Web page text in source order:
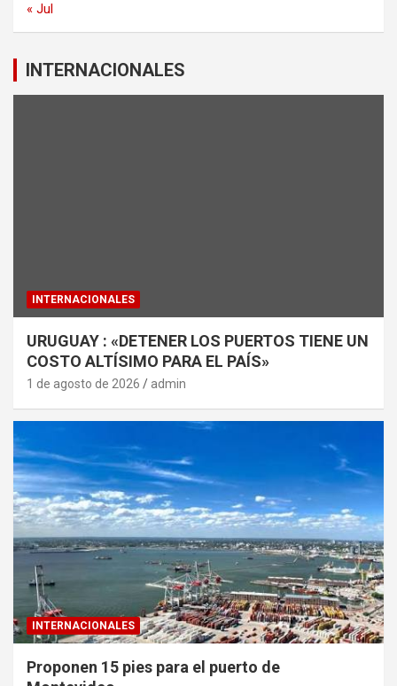
« Jul
INTERNACIONALES
INTERNACIONALES
URUGUAY : «DETENER LOS PUERTOS TIENE UN
COSTO ALTÍSIMO PARA EL PAÍS»
1 de agosto de 2026 admin
INTERNACIONALES
Proponen 15 pies para el puerto de